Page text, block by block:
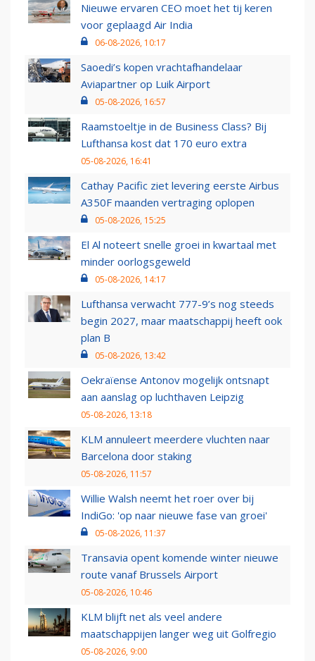
Nieuwe ervaren CEO moet het tij keren
voor geplaagd Air India
06-08-2026, 10:17
Saoedi’s kopen vrachtafhandelaar
Aviapartner op Luik Airport
05-08-2026, 16:57
Raamstoeltje in de Business Class? Bij
Lufthansa kost dat 170 euro extra
05-08-2026, 16:41
Cathay Pacific ziet levering eerste Airbus
A350F maanden vertraging oplopen
05-08-2026, 15:25
El Al noteert snelle groei in kwartaal met
minder oorlogsgeweld
05-08-2026, 14:17
Lufthansa verwacht 777-9’s nog steeds
begin 2027, maar maatschappij heeft ook
plan B
05-08-2026, 13:42
Oekraïense Antonov mogelijk ontsnapt
aan aanslag op luchthaven Leipzig
05-08-2026, 13:18
KLM annuleert meerdere vluchten naar
Barcelona door staking
05-08-2026, 11:57
Willie Walsh neemt het roer over bij
IndiGo: 'op naar nieuwe fase van groei'
05-08-2026, 11:37
Transavia opent komende winter nieuwe
route vanaf Brussels Airport
05-08-2026, 10:46
KLM blijft net als veel andere
maatschappijen langer weg uit Golfregio
05-08-2026, 9:00